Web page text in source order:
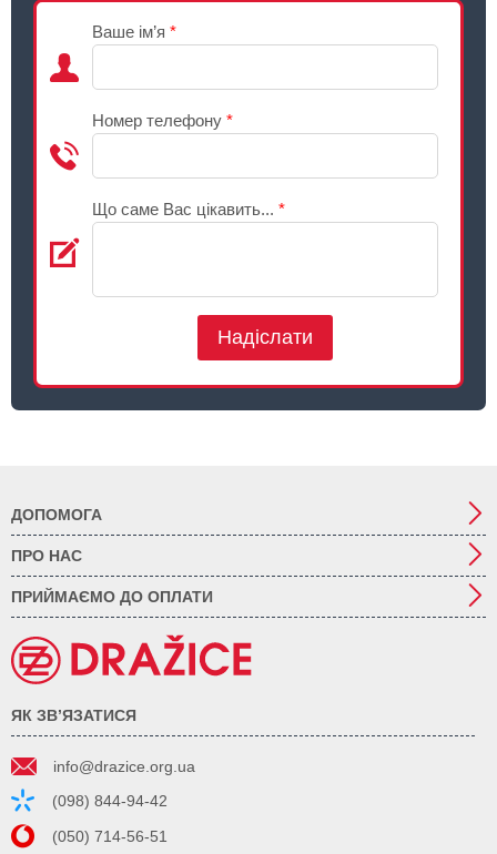
Ваше ім’я *
Номер телефону *
Що саме Вас цікавить... *
Надіслати
ДОПОМОГА
ПРО НАС
ПРИЙМАЄМО ДО ОПЛАТИ
ЯК ЗВ’ЯЗАТИСЯ
info@drazice.org.ua
(098) 844-94-42
(050) 714-56-51